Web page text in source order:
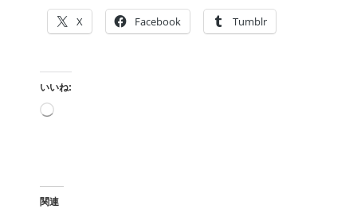
X Facebook Tumblr
いいね:
読
関連